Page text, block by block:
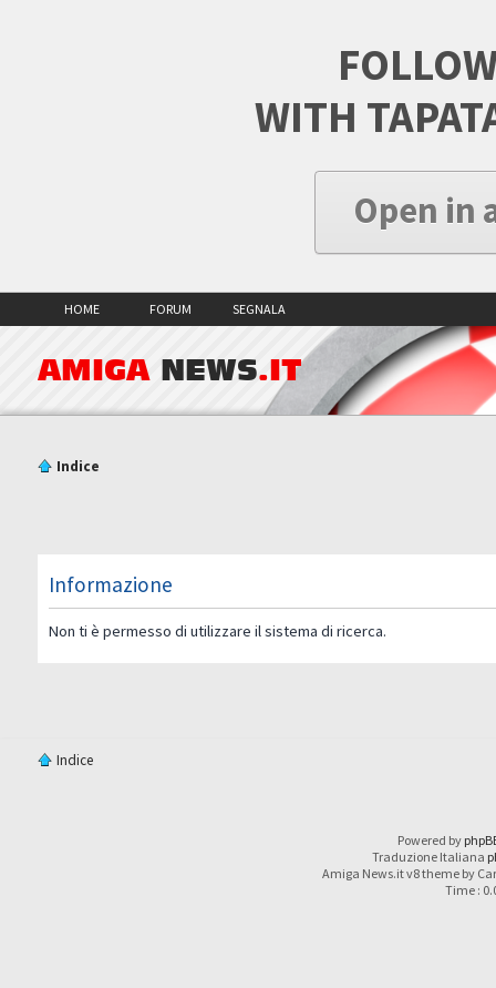
WITH
Open in
HOME FORUM SEGNALA
AMIGA NEWS.IT
Indice
Informazione
Non ti è permesso di utilizzare il sistema di ricerca.
Indice
Powered by
Traduzione Italiana
Amiga News.it v8 theme by
Time :